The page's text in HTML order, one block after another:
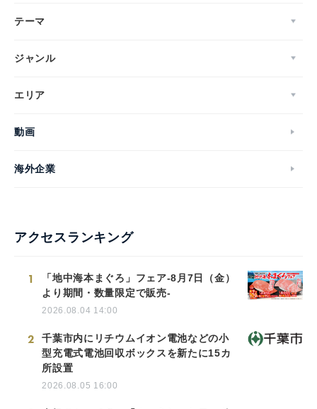
テーマ
ジャンル
エリア
動画
海外企業
アクセスランキング
1
「地中海本まぐろ」フェア-8月7日（金）
より期間・数量限定で販売-
2026.08.04 14:00
2
千葉市内にリチウムイオン電池などの小
型充電式電池回収ボックスを新たに15カ
所設置
2026.08.05 16:00